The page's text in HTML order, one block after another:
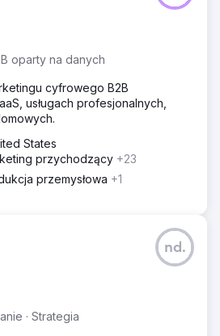
oparty na danych
cyfrowego B2B
usługach profesjonalnych,
States
przychodzący +23
przemysłowa +1
· Strategia
nd.